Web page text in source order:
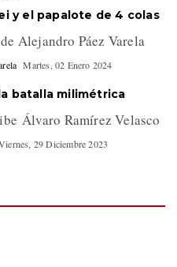
y el papalote de 4 colas
Alejandro Páez Varela
Martes, 02 Enero 2024
batalla milimétrica
Álvaro Ramírez Velasco
29 Diciembre 2023